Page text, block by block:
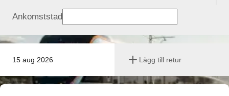
15 aug 2026 Lägg till retur
Ankomststad